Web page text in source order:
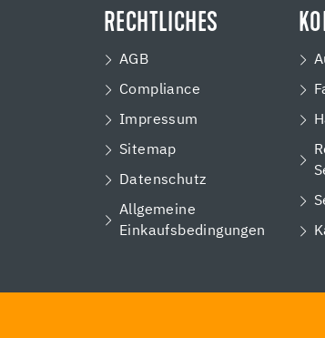
RECHTLICHES
AGB
Compliance
Impressum
Sitemap
Datenschutz
Allgemeine
Einkaufsbedingungen